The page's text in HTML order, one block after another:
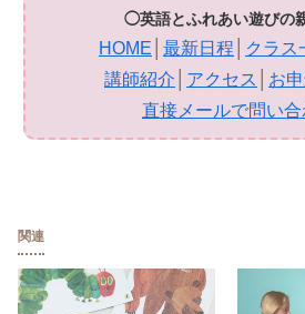
◯英語とふれあい遊びの
HOME 最新日程 クラス
講師紹介
アクセス
お
直接メールで問い合
関連